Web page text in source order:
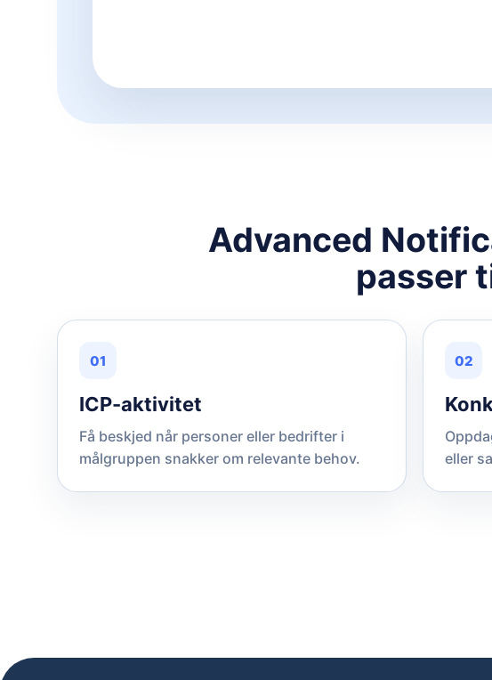
Advanced
passer
01
ICP-aktivitet
Få beskjed når personer eller bedrifter i
målgruppen snakker om relevante behov.
02
eller